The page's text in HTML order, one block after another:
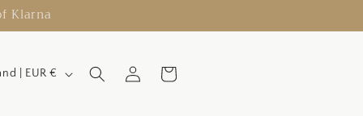
Klarna
Nederland | EUR € InloggenWinkelwagen